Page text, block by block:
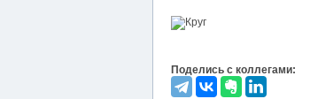
Поделись с коллегами: